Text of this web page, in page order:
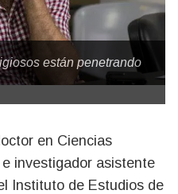
están penetrando
investigador asistente
Instituto de Estudios de